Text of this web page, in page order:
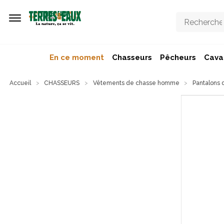
En ce moment Chasseurs Pêcheurs
Accueil CHASSEURS Vêtements de chasse homme Pantalons